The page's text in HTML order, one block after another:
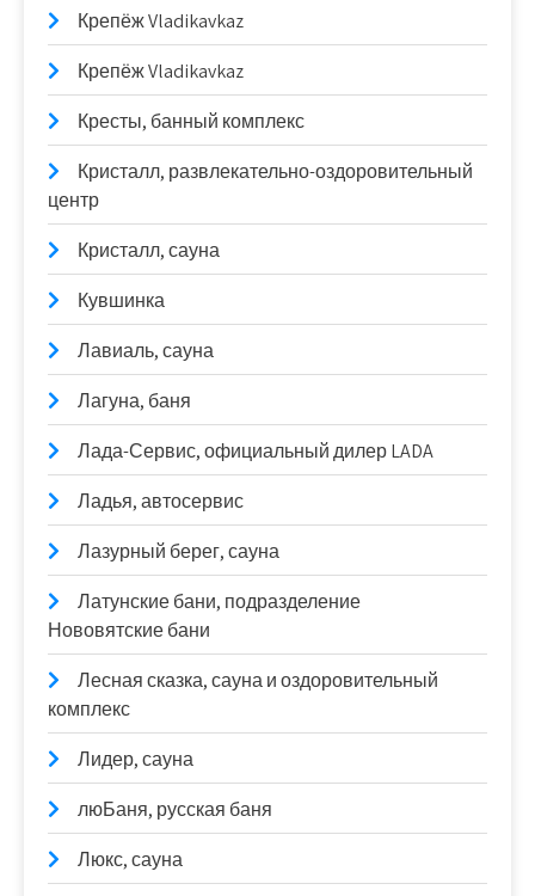
Крепёж Vladikavkaz
Крепёж Vladikavkaz
Кресты, банный комплекс
Кристалл, развлекательно-оздоровительный
центр
Кристалл, сауна
Кувшинка
Лавиаль, сауна
Лагуна, баня
Лада-Сервис, официальный дилер LADA
Ладья, автосервис
Лазурный берег, сауна
Латунские бани, подразделение
Нововятские бани
Лесная сказка, сауна и оздоровительный
комплекс
Лидер, сауна
люБаня, русская баня
Люкс, сауна